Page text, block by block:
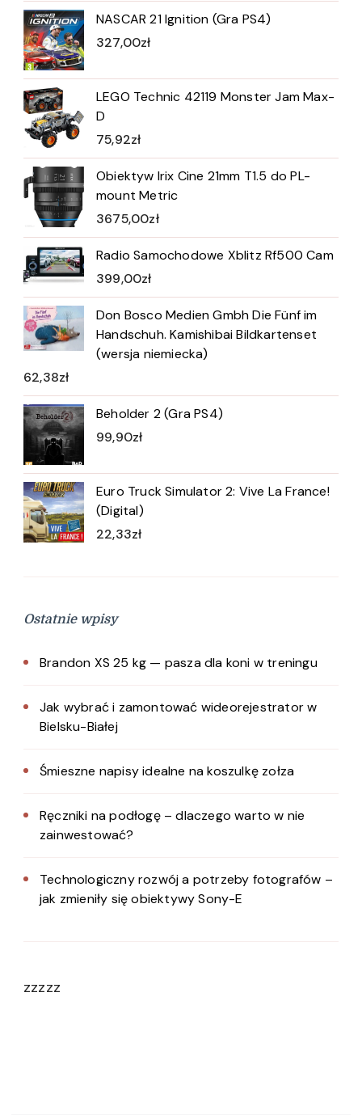
NASCAR 21 Ignition (Gra PS4)
327,00zł
LEGO Technic 42119 Monster Jam Max-
D
75,92zł
Obiektyw Irix Cine 21mm T1.5 do PL-
mount Metric
3675,00zł
Radio Samochodowe Xblitz Rf500 Cam
399,00zł
Don Bosco Medien Gmbh Die Fünf im
Handschuh. Kamishibai Bildkartenset
(wersja niemiecka)
62,38zł
Beholder 2 (Gra PS4)
99,90zł
Euro Truck Simulator 2: Vive La France!
(Digital)
22,33zł
Ostatnie wpisy
Brandon XS 25 kg — pasza dla koni w treningu
Jak wybrać i zamontować wideorejestrator w
Bielsku-Białej
Śmieszne napisy idealne na koszulkę zołza
Ręczniki na podłogę – dlaczego warto w nie
zainwestować?
Technologiczny rozwój a potrzeby fotografów –
jak zmieniły się obiektywy Sony-E
zzzzz